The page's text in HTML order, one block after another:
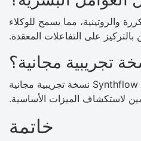
والروتينية، مما يسمح للوكلاء
بالتركيز على التفاعلات المعقدة.
تجريبية مجانية؟
نعم، عادةً ما تقدم Synthflow AI نسخة تجريبية مجانية
لاستكشاف الميزات الأساسية.
خاتمة